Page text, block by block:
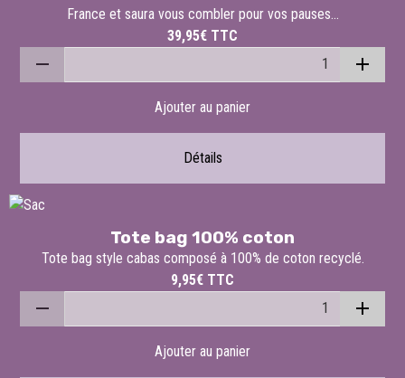
France et saura vous combler pour vos pauses...
39,95€ TTC
Ajouter au panier
Détails
Tote bag 100% coton
Tote bag style cabas composé à 100% de coton recyclé.
9,95€ TTC
Ajouter au panier